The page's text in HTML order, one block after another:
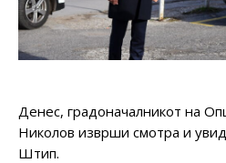
Денес, градоначалникот на
Николов изврши смотра и
Штип.